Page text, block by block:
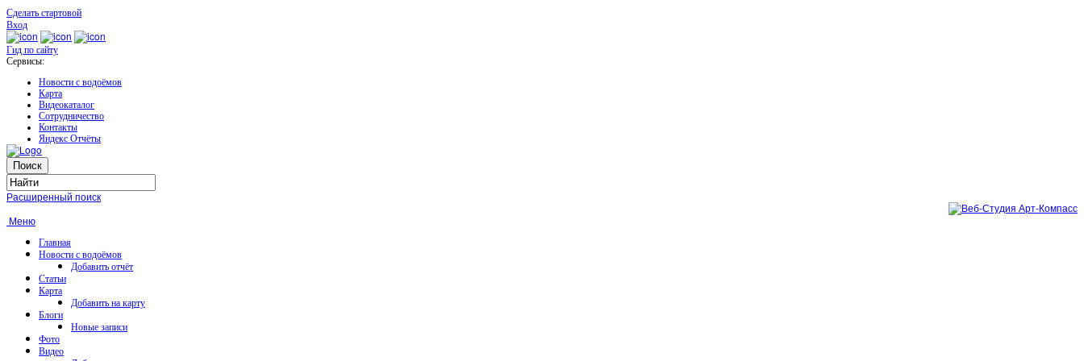
Сделать стартовой
Вход
Гид по сайту
Сервисы:
Новости с водоёмов
Карта
Видеокаталог
Сотрудничество
Контакты
Яндекс Отчёты
Расширенный поиск
Меню
Главная
Новости с водоёмов
Добавить отчёт
Статьи
Карта
Добавить на карту
Блоги
Новые записи
Фото
Видео